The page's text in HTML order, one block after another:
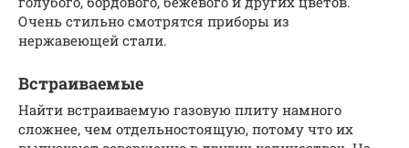
Очень стильно смотрятся приборы из
нержавеющей стали.
Встраиваемые
Найти встраиваемую газовую плиту намного
сложнее, чем отдельностоящую, потому что их